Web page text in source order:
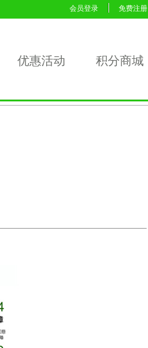
会员登录 免费注册
优惠活动 积分商城